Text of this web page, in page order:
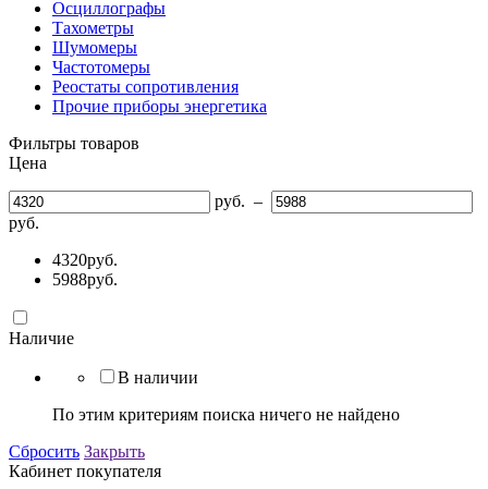
Осциллографы
Тахометры
Шумомеры
Частотомеры
Реостаты сопротивления
Прочие приборы энергетика
Фильтры товаров
Цена
руб. –
руб.
4320руб.
5988руб.
Наличие
В наличии
По этим критериям поиска ничего не найдено
Сбросить Закрыть
Кабинет покупателя